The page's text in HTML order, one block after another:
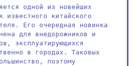
одной из новейших
известного китайского
Его очередная новинка
для внедорожников и
эксплуатирующихся
в городах. Таковых
поэтому